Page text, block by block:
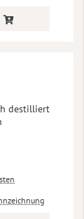
destilliert